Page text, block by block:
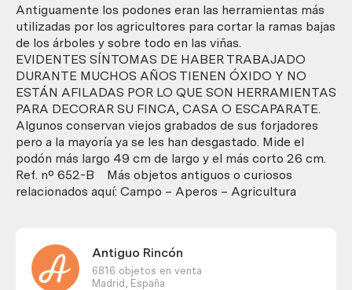
podones.
Muy
antiguos.
cantidad
Antiguamente los podones eran las herramientas más
utilizadas por los agricultores para cortar la ramas bajas
de los árboles y sobre todo en las viñas.
EVIDENTES SÍNTOMAS DE HABER TRABAJADO
DURANTE MUCHOS AÑOS TIENEN ÓXIDO Y NO
ESTÁN AFILADAS POR LO QUE SON HERRAMIENTAS
PARA DECORAR SU FINCA, CASA O ESCAPARATE.
Algunos conservan viejos grabados de sus forjadores
pero a la mayoría ya se les han desgastado. Mide el
podón más largo 49 cm de largo y el más corto 26 cm.
Ref. nº 652-B Más objetos antiguos o curiosos
relacionados aquí: Campo – Aperos – Agricultura
Antiguo Rincón
6816 objetos en venta
Madrid,
España